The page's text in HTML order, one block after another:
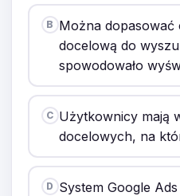
B Można dopasować
docelową do
spowodowało
C Użytkownicy mają
docelowych, na
D System Google